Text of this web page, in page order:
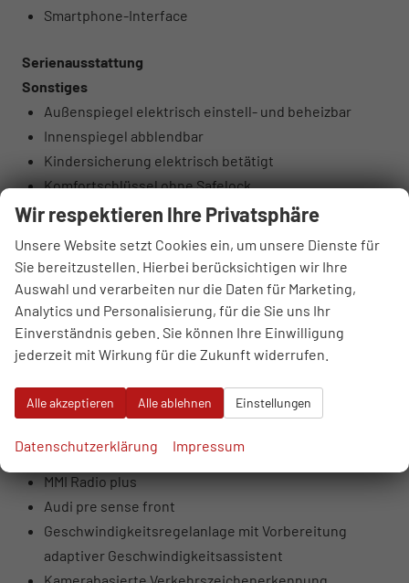
Smartphone-Interface
Serienausstattung
Sonstiges
Außenspiegel elektrisch einstell- und beheizbar
Innenspiegel abblendbar
Kindersicherung elektrisch betätigt
Komfortschlüssel ohne Safelock
Mittelarmlehne vorn
Vordersitze manuell einstellbar
Wegfahrsperre elektronisch
6 Lautsprecher (passiv)
Audi connect Navigation & Infotainment on Demand
Audi connect Notruf & Service mit Audi connect
Audi phone box light
Digitaler Radioempfang
MMI Radio plus
Audi pre sense front
Geschwindigkeitsregelanlage mit Vorbereitung
adaptiver Geschwindigkeitsassistent
Wir respektieren Ihre Privatsphäre
Unsere Website setzt Cookies ein, um unsere Dienste für
Sie bereitzustellen. Hierbei berücksichtigen wir Ihre
Auswahl und verarbeiten nur die Daten für Marketing,
Analytics und Personalisierung, für die Sie uns Ihr
Einverständnis geben. Sie können Ihre Einwilligung
jederzeit mit Wirkung für die Zukunft widerrufen.
Alle akzeptieren Alle ablehnen Einstellungen
Datenschutzerklärung Impressum